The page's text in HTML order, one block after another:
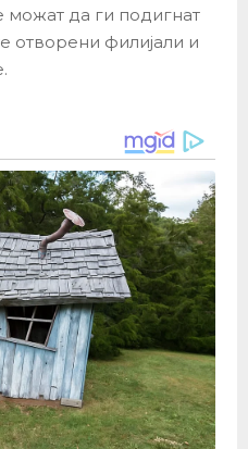
можат да ги подигнат
отворени филијали и